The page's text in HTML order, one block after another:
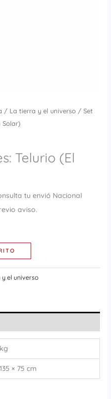
/ La tierra y el universo/ Set
Solar)
Telurio (El
tu envió Nacional
aviso.
el universo
× 75 cm